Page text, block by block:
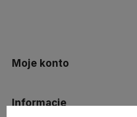
Moje konto
Informacje